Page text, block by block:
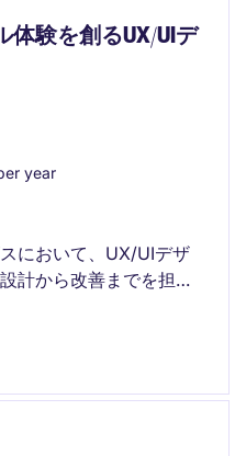
体験を創るUX/UIデ
year
において、UX/UIデザ
計から改善までを担う
事業成長と顧客価値向